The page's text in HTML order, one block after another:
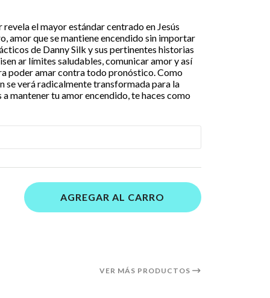
el mayor estándar centrado en Jesús
amor que se mantiene encendido sin importar
de Danny Silk y sus pertinentes historias
ar límites saludables, comunicar amor y así
poder amar contra todo pronóstico. Como
se verá radicalmente transformada para la
mantener tu amor encendido, te haces como
AGREGAR AL CARRO
VER MÁS PRODUCTOS